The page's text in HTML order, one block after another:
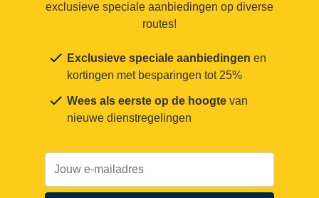
exclusieve speciale aanbiedingen op diverse
routes!
Exclusieve speciale aanbiedingen en
kortingen met besparingen tot 25%
Wees als eerste op de hoogte van
nieuwe dienstregelingen